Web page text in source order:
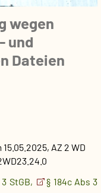
wegen
und
Dateien
15.05.2025, AZ 2 WD
StGB,
§ 184c Abs 3